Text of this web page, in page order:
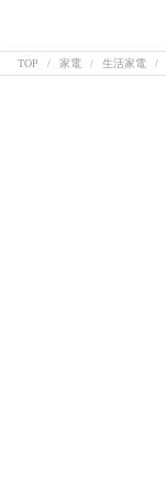
TOP 家電 生活家電